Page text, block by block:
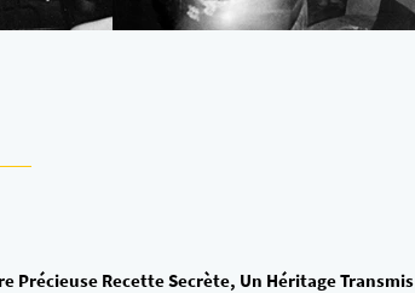
Précieuse Recette Secrète, Un Héritage Transmis